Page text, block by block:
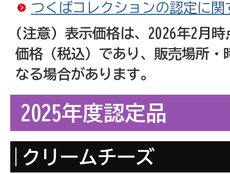
つくばコレクションの認定に関
(注意) 表示価格は、2026年2月時
価格（税込）であり、販売場所・
なる場合があります。
2025年度認定品
クリームチーズ